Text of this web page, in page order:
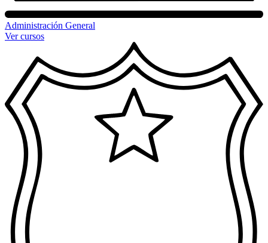
Administración General
Ver cursos